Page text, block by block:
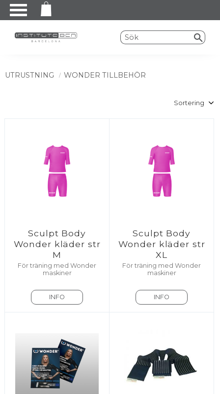
Meny
UTRUSTNING WONDER TILLBEHÖR
Sculpt Body
Wonder kläder str
M
För träning med Wonder
maskiner
INFO
Sculpt Body
Wonder kläder str
XL
För träning med Wonder
maskiner
INFO